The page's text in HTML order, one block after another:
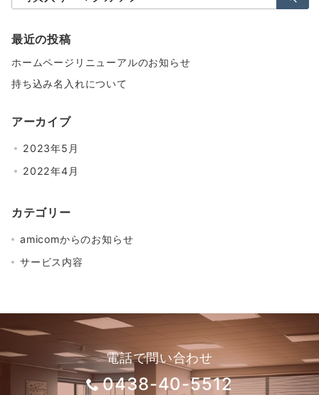
索：
最近の投稿
ホームページリニューアルのお知らせ
持ち込み名入れについて
アーカイブ
2023年5月
2022年4月
カテゴリー
amicomからのお知らせ
サービス内容
電話で問い合わせ
0438-40-5512